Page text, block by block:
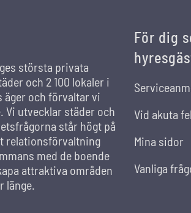
största privata
och 2 100 lokaler i
och förvaltar vi
Vi utvecklar städer och
står högt på
relationsförvaltning
med de boende
attraktiva områden
länge.
För dig
Vid akuta fel
Mina sidor
Vanliga